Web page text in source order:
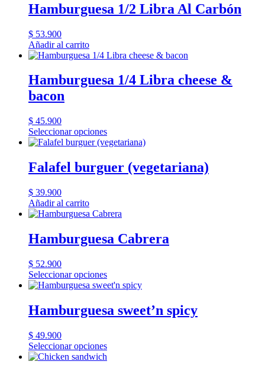
Hamburguesa 1/2 Libra Al Carbón
$ 53.900
Añadir al carrito
Hamburguesa 1/4 Libra cheese &
bacon
$ 45.900
Seleccionar opciones
Falafel burguer (vegetariana)
$ 39.900
Añadir al carrito
Hamburguesa Cabrera
$ 52.900
Seleccionar opciones
Hamburguesa sweet’n spicy
$ 49.900
Seleccionar opciones